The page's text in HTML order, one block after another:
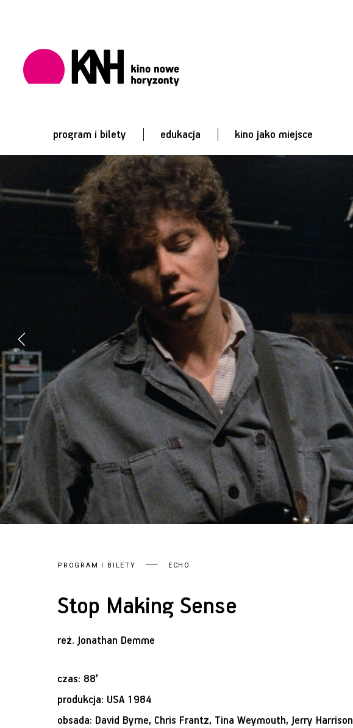
program i bilety edukacja kino jako miejsce
PROGRAM I BILETY ECHO
Stop Making Sense
reż. Jonathan Demme
czas: 88’
produkcja: USA 1984
obsada: David Byrne, Chris Frantz, Tina Weymouth, Jerry Harrison